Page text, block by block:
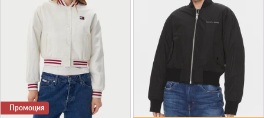
Промоция